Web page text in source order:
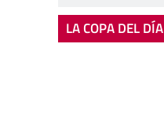
LA COPA DEL DÍA